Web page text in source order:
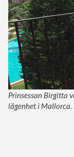
Prinsessan Birgitta
lägenhet i Mallorca.